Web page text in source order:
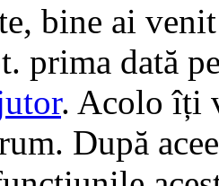
bine ai
prima dată
. Acolo îți
După